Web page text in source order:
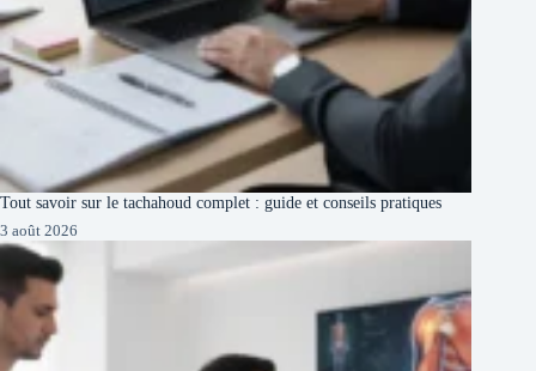
Tout savoir sur le tachahoud complet : guide et conseils pratiques
3 août 2026